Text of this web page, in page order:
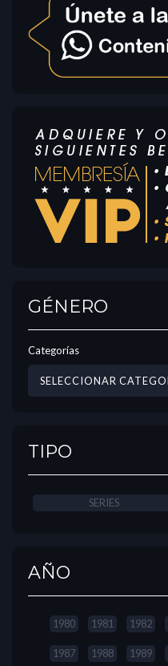
GÉNERO
Categorías
TIPO
SERIES
AÑO
1980 1981 1982
1987 1988 1989